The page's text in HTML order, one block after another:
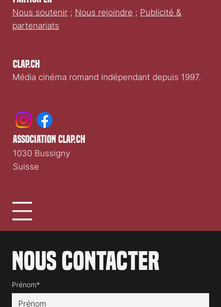
Clap.ch
Média cinéma romand indépendant depuis 1997.
Nous soutenir ; Nous rejoindre ; Publicité &
partenariats
Nous contacter
Prénom*
association clap.ch
1030 Bussigny
Suisse